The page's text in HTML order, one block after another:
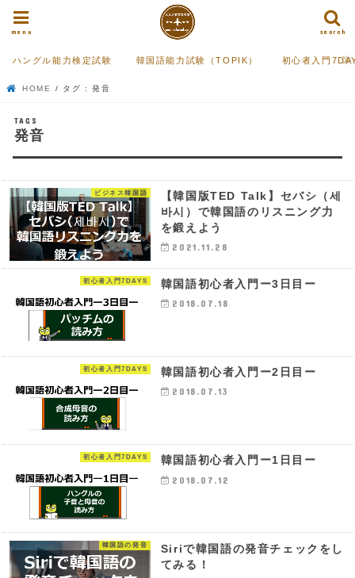
search
menu
ハングル能力検定試験 韓国語能力試験（TOPIK） 初心者入門
HOME タグ : 発音
発音
ビジネス韓国語
【韓国版TED Talk】セバシ（세
바시）で韓国語のリスニング力
を鍛えよう
2021.11.28
初心者入門7DAYS 韓国語初心者入門ー3日目ー
2018.07.18
初心者入門7DAYS 韓国語初心者入門ー2日目ー
2018.07.13
初心者入門7DAYS 韓国語初心者入門ー1日目ー
2018.07.12
韓国語の発音
Siriで韓国語の発音チェックをし
てみる！